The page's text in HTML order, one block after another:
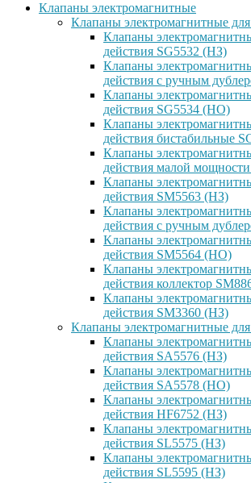
Клапаны электромагнитные
Клапаны электромагнитные
Клапаны
действия SG5532 (НЗ)
Клапаны
действия с ручным
Клапаны
действия SG5534 (НО)
Клапаны
действия бистабильные
Клапаны
действия малой
Клапаны
действия SM5563 (НЗ)
Клапаны
действия с ручным
Клапаны
действия SM5564 (НО)
Клапаны
дейcтвия коллектор
Клапаны
действия SM3360 (НЗ)
Клапаны электромагнитные для
Клапаны
действия SA5576 (НЗ)
Клапаны
действия SA5578 (НО)
Клапаны
действия HF6752 (НЗ)
Клапаны
действия SL5575 (НЗ)
Клапаны
действия SL5595 (НЗ)